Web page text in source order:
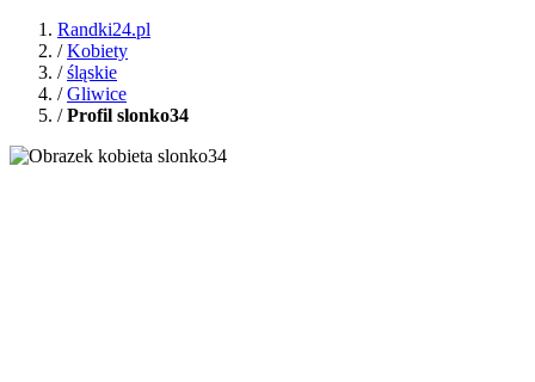
Randki24.pl
/Kobiety
/śląskie
/Gliwice
/Profil slonko34